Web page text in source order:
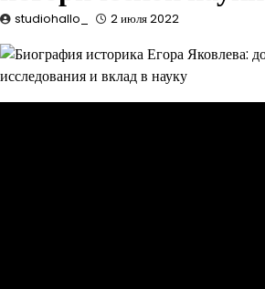
studiohallo_ 2 июля 2022